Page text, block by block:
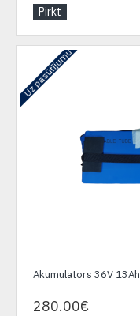
Pirkt
Uz pasūtījumu
Akumulators 36V 13Ah
280.00€